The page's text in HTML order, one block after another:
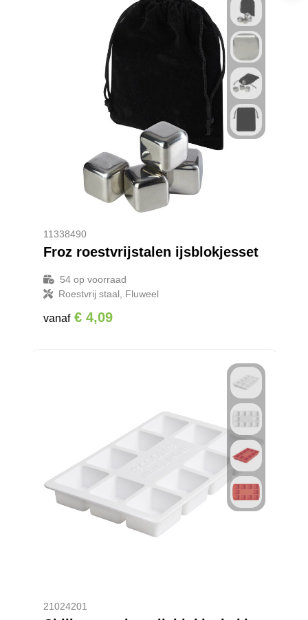
11338490
Froz roestvrijstalen ijsblokjesset
54op voorraad
Roestvrij staal, Fluweel
vanaf € 4,09
21024201